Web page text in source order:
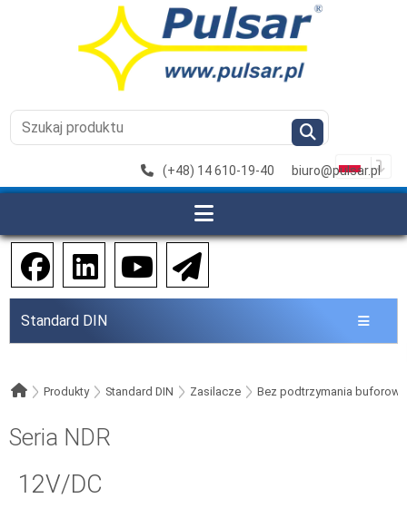
(+48) 14 610-19-40 biuro@pulsar.pl
Standard DIN
Produkty Standard DIN Zasilacze Bez podtrzymania
Seria NDR
12V/DC